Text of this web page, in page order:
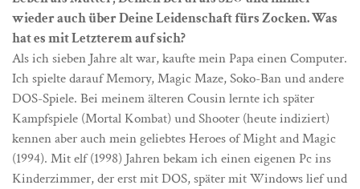
wieder auch über Deine Leidenschaft fürs Zocken. Was
hat es mit Letzterem auf sich?
Als ich sieben Jahre alt war, kaufte mein Papa einen Computer.
Ich spielte darauf Memory, Magic Maze, Soko-Ban und andere
DOS-Spiele. Bei meinem älteren Cousin lernte ich später
Kampfspiele (Mortal Kombat) und Shooter (heute indiziert)
kennen aber auch mein geliebtes Heroes of Might and Magic
(1994). Mit elf (1998) Jahren bekam ich einen eigenen Pc ins
Kinderzimmer, der erst mit DOS, später mit Windows lief und